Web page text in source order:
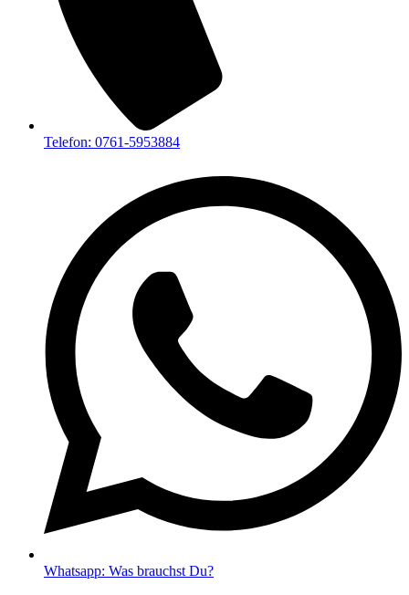
Telefon: 0761-5953884
Whatsapp: Was brauchst Du?